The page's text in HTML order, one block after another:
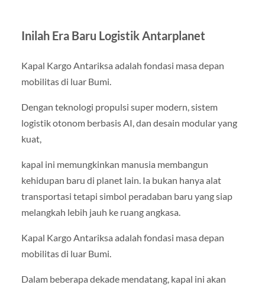
Inilah Era Baru Logistik Antarplanet
Kapal Kargo Antariksa adalah fondasi masa depan
mobilitas di luar Bumi.
Dengan teknologi propulsi super modern, sistem
logistik otonom berbasis AI, dan desain modular yang
kuat,
kapal ini memungkinkan manusia membangun
kehidupan baru di planet lain. Ia bukan hanya alat
transportasi tetapi simbol peradaban baru yang siap
melangkah lebih jauh ke ruang angkasa.
Kapal Kargo Antariksa adalah fondasi masa depan
mobilitas di luar Bumi.
Dalam beberapa dekade mendatang, kapal ini akan